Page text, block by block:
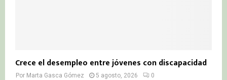
Crece el desempleo entre jóvenes con discapacidad
Por Marta Gasca Gómez 5 agosto, 2026 0